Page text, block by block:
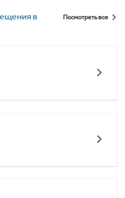
в
Посмотреть все